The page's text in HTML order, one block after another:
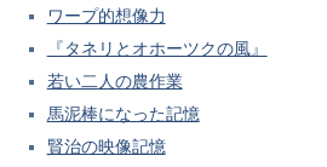
ワープ的想像力
『タネリとオホーツクの風』
若い二人の農作業
馬泥棒になった記憶
賢治の映像記憶